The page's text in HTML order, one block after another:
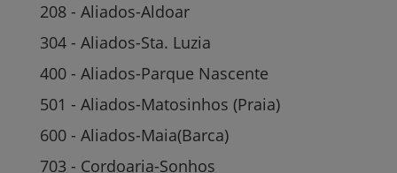
208 - Aliados-Aldoar
304 - Aliados-Sta. Luzia
400 - Aliados-Parque Nascente
501 - Aliados-Matosinhos (Praia)
600 - Aliados-Maia(Barca)
703 - Cordoaria-Sonhos